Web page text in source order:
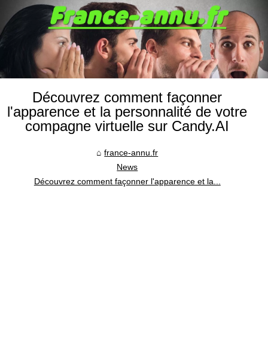
Découvrez comment façonner
l'apparence et la personnalité de votre
compagne virtuelle sur Candy.AI
france-annu.fr
News
Découvrez comment façonner l'apparence et la...